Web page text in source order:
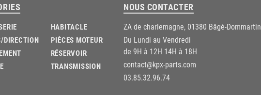
DIRECTION
HABITACLE
PIÈCES MOTEUR
RÉSERVOIR
TRANSMISSION
NOUS CONTACTER
ZA de charlemagne, 01380 Bâgé-Dommartin
Du Lundi au Vendredi
de 9H à 12H 14H à 18H
contact@kpx-parts.com
03.85.32.96.74